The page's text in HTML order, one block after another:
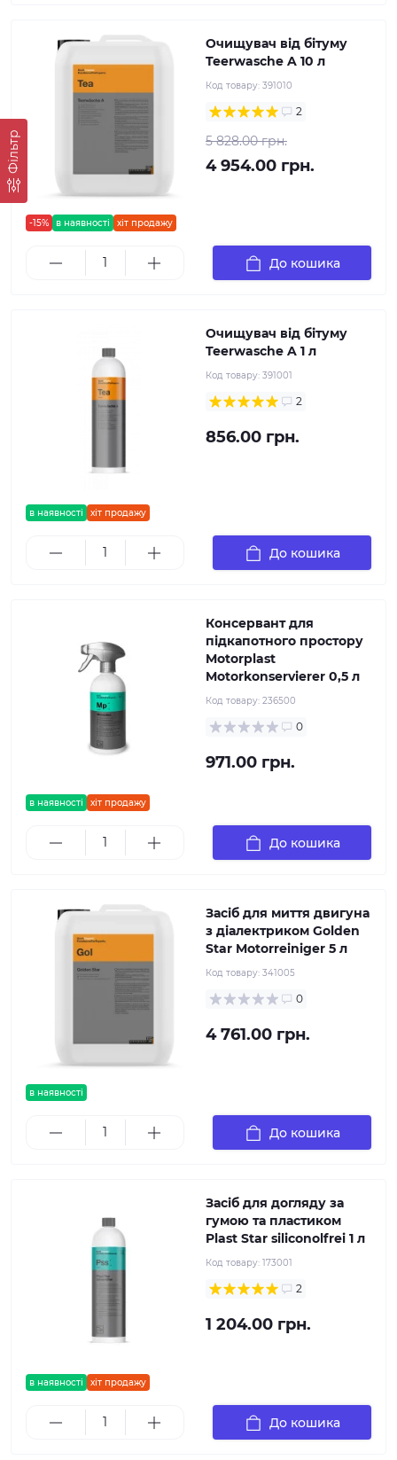
Фільтр
-15% в наявності хіт продажу
Очищувач від бітуму
Teerwasche A 10 л
Код товару: 391010
2
5 828.00 грн.
4 954.00 грн.
До кошика
в наявності хіт продажу
Очищувач від бітуму
Teerwasche A 1 л
Код товару: 391001
2
856.00 грн.
До кошика
в наявності хіт продажу
Консервант для
підкапотного простору
Motorplast
Motorkonservierer 0,5 л
Код товару: 236500
0
971.00 грн.
До кошика
в наявності
Засіб для миття двигуна
з діалектриком Golden
Star Motorreiniger 5 л
Код товару: 341005
0
4 761.00 грн.
До кошика
в наявності хіт продажу
Засіб для догляду за
гумою та пластиком
Plast Star siliconolfrei 1 л
Код товару: 173001
2
1 204.00 грн.
До кошика